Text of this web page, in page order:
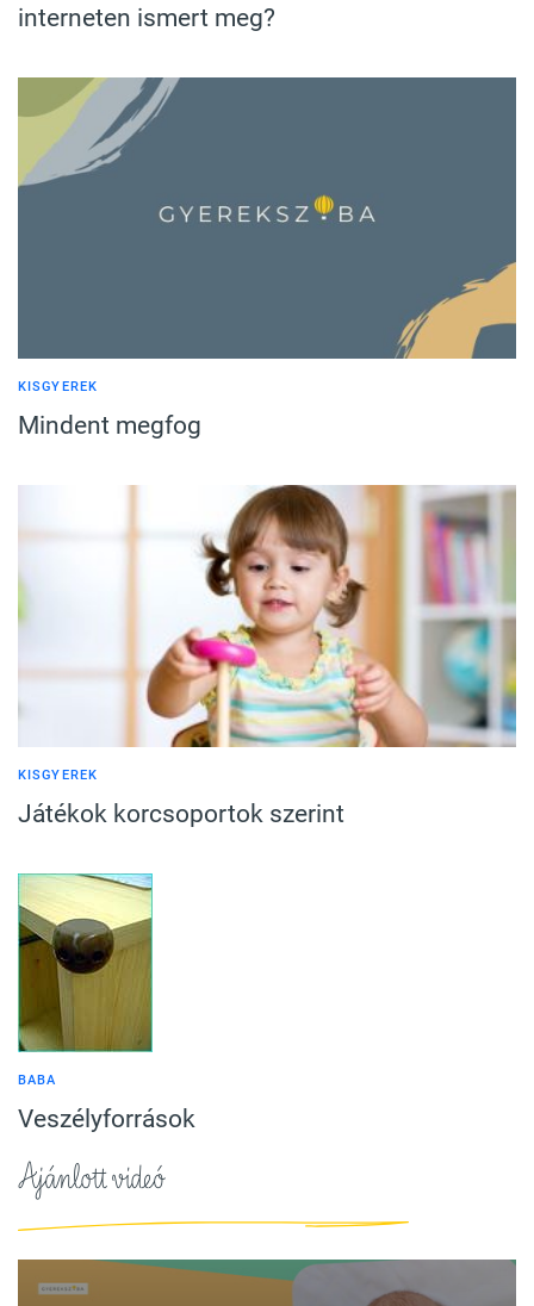
interneten ismert meg?
KISGYEREK
Mindent megfog
KISGYEREK
Játékok korcsoportok szerint
BABA
Veszélyforrások
Ajánlott videó